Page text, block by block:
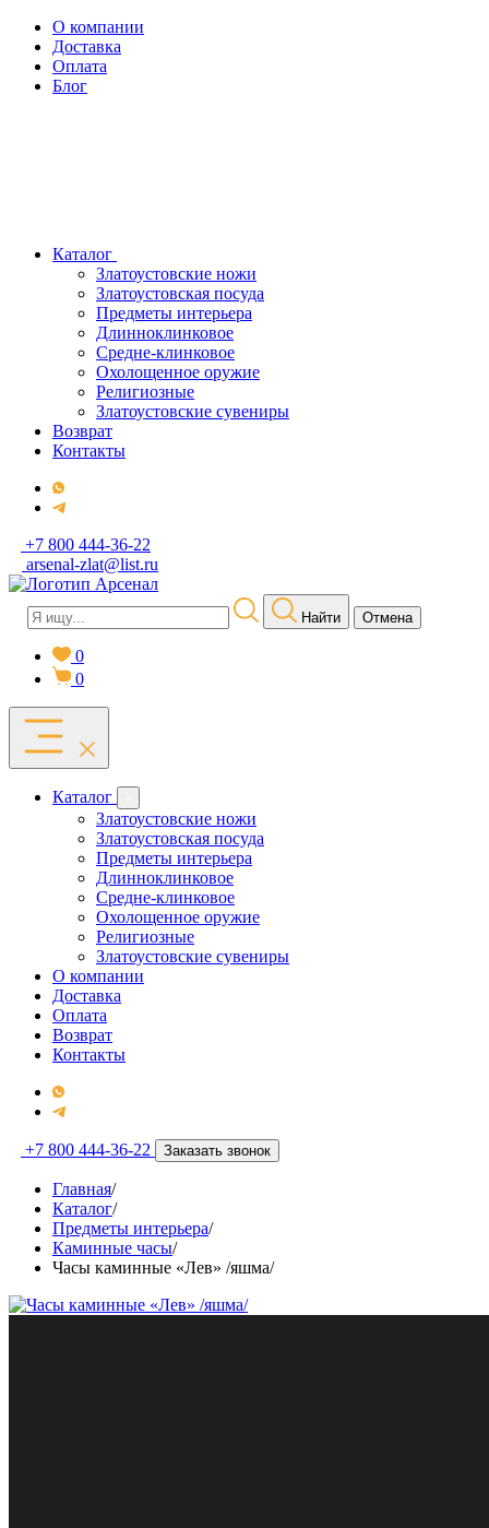
О компании
Доставка
Оплата
Блог
Каталог
Златоустовские ножи
Златоустовская посуда
Предметы интерьера
Длинноклинковое
Средне-клинковое
Охолощенное оружие
Религиозные
Златоустовские сувениры
Возврат
Контакты
+7 800 444-36-22
arsenal-zlat@list.ru
Найти Отмена
0
0
Каталог
Златоустовские ножи
Златоустовская посуда
Предметы интерьера
Длинноклинковое
Средне-клинковое
Охолощенное оружие
Религиозные
Златоустовские сувениры
О компании
Доставка
Оплата
Возврат
Контакты
+7 800 444-36-22 Заказать звонок
Главная/
Каталог/
Предметы интерьера/
Каминные часы/
Часы каминные «Лев» /яшма/